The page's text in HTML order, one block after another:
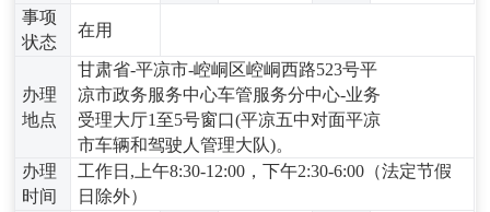
事项
状态
在用
办理
地点
甘肃省-平凉市-崆峒区崆峒西路523号平
凉市政务服务中心车管服务分中心-业务
受理大厅1至5号窗口(平凉五中对面平凉
市车辆和驾驶人管理大队)。
办理
时间
工作日,上午8:30-12:00，下午2:30-6:00（法定节假
日除外）